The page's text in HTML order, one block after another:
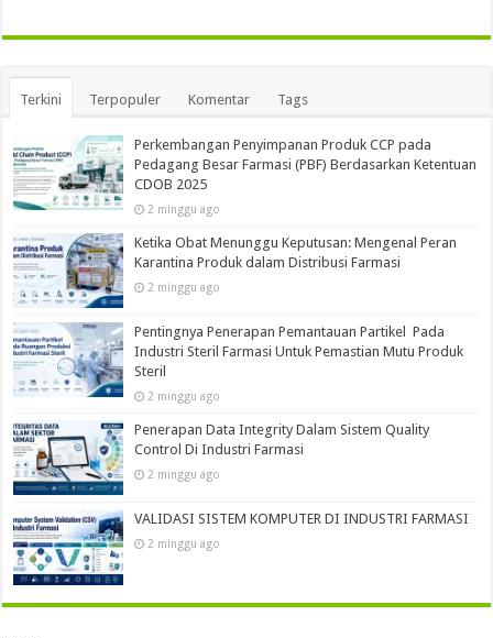
Terkini Terpopuler Komentar Tags
Perkembangan Penyimpanan Produk CCP pada
Pedagang Besar Farmasi (PBF) Berdasarkan Ketentuan
CDOB 2025
2 minggu ago
Ketika Obat Menunggu Keputusan: Mengenal Peran
Karantina Produk dalam Distribusi Farmasi
2 minggu ago
Pentingnya Penerapan Pemantauan Partikel Pada
Industri Steril Farmasi Untuk Pemastian Mutu Produk
Steril
2 minggu ago
Penerapan Data Integrity Dalam Sistem Quality
Control Di Industri Farmasi
2 minggu ago
VALIDASI SISTEM KOMPUTER DI INDUSTRI FARMASI
2 minggu ago